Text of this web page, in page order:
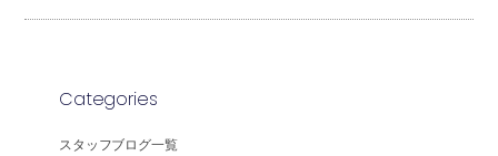
Categories
スタッフブログ一覧